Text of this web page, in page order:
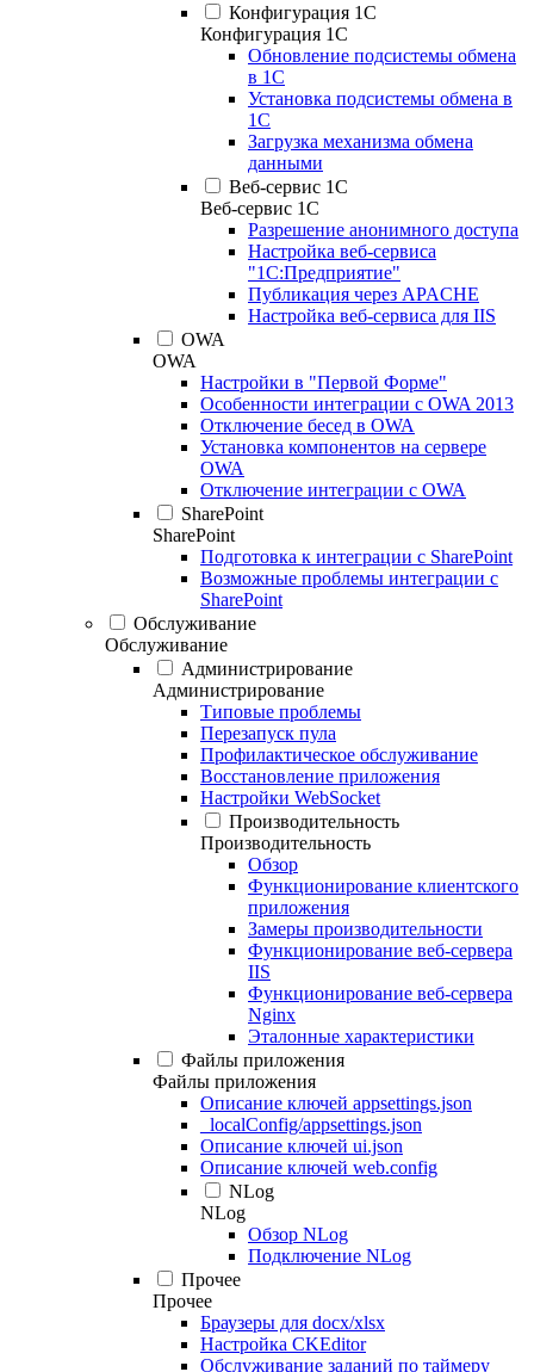
Конфигурация 1С
Конфигурация 1С
Обновление подсистемы обмена
в 1С
Установка подсистемы обмена в
1С
Загрузка механизма обмена
данными
Веб-сервис 1С
Веб-сервис 1С
Разрешение анонимного доступа
Настройка веб-сервиса
"1С:Предприятие"
Публикация через APACHE
Настройка веб-сервиса для IIS
OWA
OWA
Настройки в "Первой Форме"
Особенности интеграции с OWA 2013
Отключение бесед в OWA
Установка компонентов на сервере
OWA
Отключение интеграции с OWA
SharePoint
SharePoint
Подготовка к интеграции с SharePoint
Возможные проблемы интеграции с
SharePoint
Обслуживание
Обслуживание
Администрирование
Администрирование
Типовые проблемы
Перезапуск пула
Профилактическое обслуживание
Восстановление приложения
Настройки WebSocket
Производительность
Производительность
Обзор
Функционирование клиентского
приложения
Замеры производительности
Функционирование веб-сервера
IIS
Функционирование веб-сервера
Nginx
Эталонные характеристики
Файлы приложения
Файлы приложения
Описание ключей appsettings.json
_localConfig/appsettings.json
Описание ключей ui.json
Описание ключей web.config
NLog
NLog
Обзор NLog
Подключение NLog
Прочее
Прочее
Браузеры для docx/xlsx
Настройка CKEditor
Обслуживание заданий по таймеру